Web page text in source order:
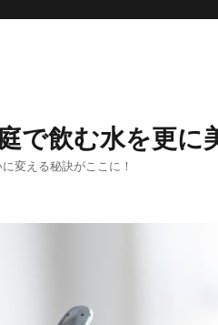
で飲む水を更に
変える秘訣がここに！